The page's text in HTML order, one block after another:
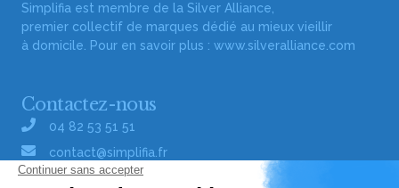
Simplifia est membre de la Silver Alliance,
premier collectif de marques dédié au mieux vieillir
à domicile. Pour en savoir plus : www.silveralliance.com
Contactez-nous
04 82 53 51 51
contact@simplifia.fr